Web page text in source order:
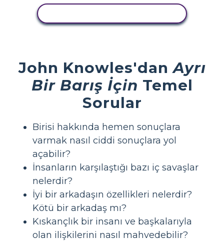
John Knowles'danAyrı
Bir Barış İçin Temel
Sorular
Birisi hakkında hemen sonuçlara
varmak nasıl ciddi sonuçlara yol
açabilir?
İnsanların karşılaştığı bazı iç savaşlar
nelerdir?
İyi bir arkadaşın özellikleri nelerdir?
Kötü bir arkadaş mı?
Kıskançlık bir insanı ve başkalarıyla
olan ilişkilerini nasıl mahvedebilir?